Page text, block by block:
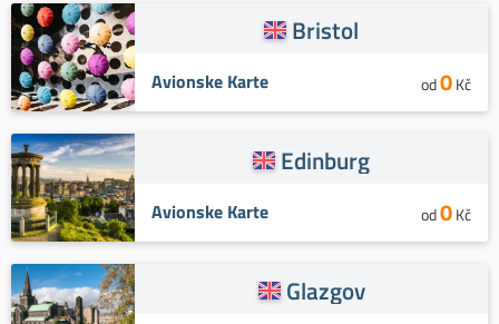
Bristol
Avionske Karte od0Kč
Edinburg
Avionske Karte od0Kč
Glazgov